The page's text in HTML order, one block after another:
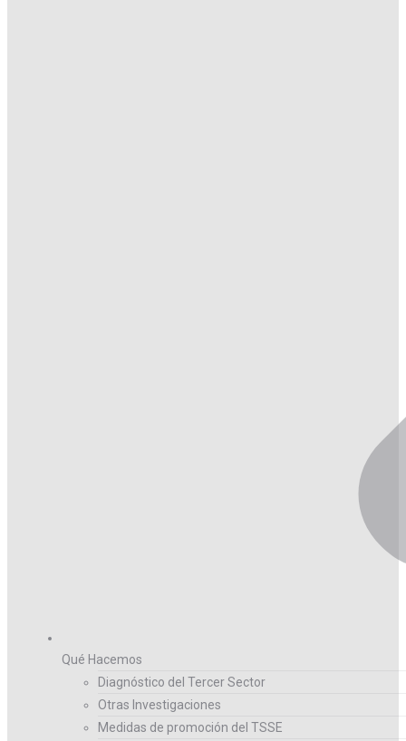
Qué Hacemos
Diagnóstico del Tercer Sector
Otras Investigaciones
Medidas de promoción del TSSE